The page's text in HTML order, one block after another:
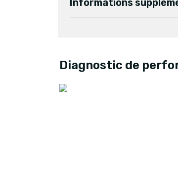
Informations
Diagnostic de